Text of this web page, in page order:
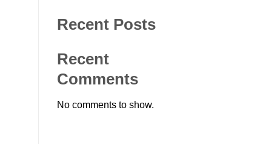
Recent Posts
Recent
Comments
No comments to show.